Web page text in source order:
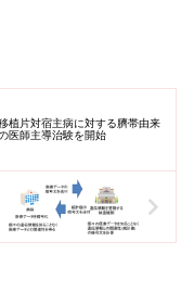
植片対宿主病に対する臍帯由来
医師主導治験を開始